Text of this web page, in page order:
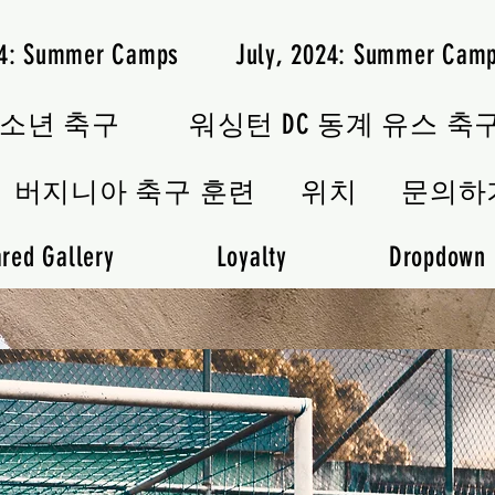
Summer Camps July, 2024: Summer
년 축구 워싱턴 DC 동계 유스 축
버지니아 축구 훈련 위치 문의하
Gallery Loyalty Dropdown